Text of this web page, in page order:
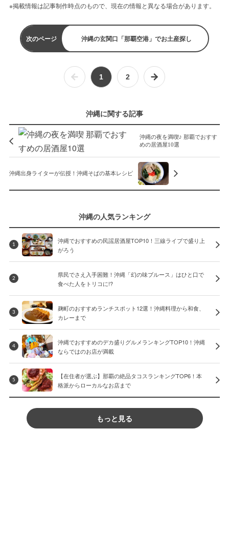
※掲載情報は記事制作時点のもので、現在の情報と異なる場合があります。
次のページ 沖縄の玄関口「那覇空港」でお土産探し
1 2
沖縄に関する記事
沖縄の夜を満喫♪ 那覇でおすす
めの居酒屋10選
沖縄出身ライターが伝授！沖縄そばの基本レシピ
沖縄の人気ランキング
1
沖縄でおすすめの民謡居酒屋TOP10！三線ライブで盛り上
がろう
2
県民でさえ入手困難！沖縄「幻の味ブルース」はひと口で
食べた人をトリコに!?
3
麹町のおすすめランチスポット12選！沖縄料理から和食、
カレーまで
4
沖縄でおすすめのデカ盛りグルメランキングTOP10！沖縄
ならではのお店が満載
5
【在住者が選ぶ】那覇の絶品タコスランキングTOP6！本
格派からローカルなお店まで
もっと見る